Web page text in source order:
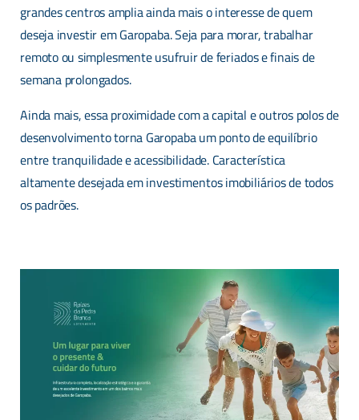
grandes centros amplia ainda mais o interesse de quem
deseja investir em Garopaba. Seja para morar, trabalhar
remoto ou simplesmente usufruir de feriados e finais de
semana prolongados.
Ainda mais, essa proximidade com a capital e outros polos de
desenvolvimento torna Garopaba um ponto de equilíbrio
entre tranquilidade e acessibilidade. Característica
altamente desejada em investimentos imobiliários de todos
os padrões.